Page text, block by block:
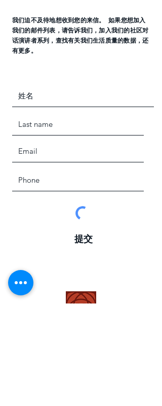
我们迫不及待地想收到您的来信。 如果您想加入
我们的邮件列表，请告诉我们，加入我们的社区对
话演讲者系列，查找有关我们生活质量的数据，还
有更多。
提交